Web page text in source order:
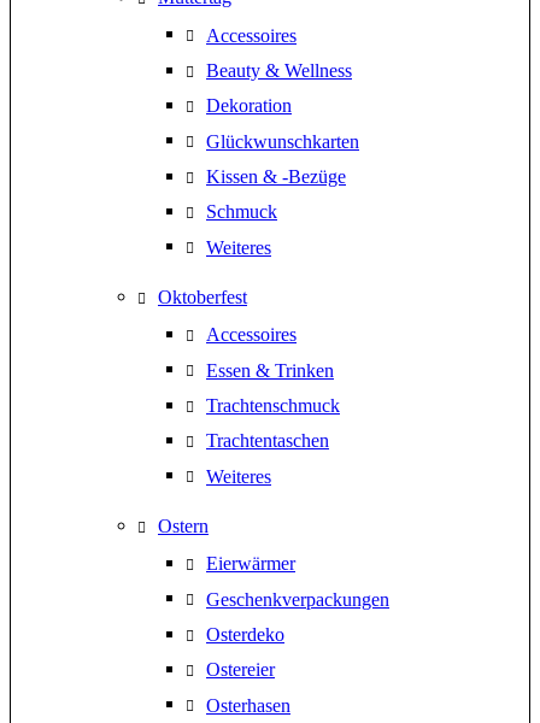
Accessoires
Beauty & Wellness
Dekoration
Glückwunschkarten
Kissen & -Bezüge
Schmuck
Weiteres
Oktoberfest
Accessoires
Essen & Trinken
Trachtenschmuck
Trachtentaschen
Weiteres
Ostern
Eierwärmer
Geschenkverpackungen
Osterdeko
Ostereier
Osterhasen